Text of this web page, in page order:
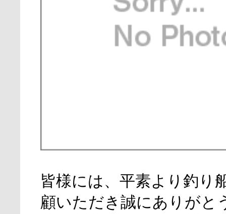
皆様には、平素より釣り
顧いただき誠にありがと